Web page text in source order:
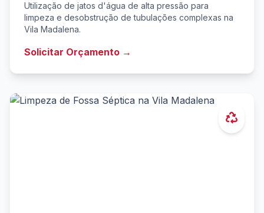
Utilização de jatos d'água de alta pressão para
limpeza e desobstrução de tubulações complexas na
Vila Madalena.
Solicitar Orçamento →